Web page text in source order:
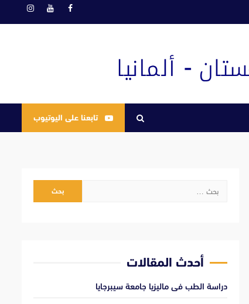
فيسبوكيوتيوب
تابعنا على اليوتيوب
البحث
أحدث المقالات
دراسة الطب فى ماليزيا جامعة سيبرجايا